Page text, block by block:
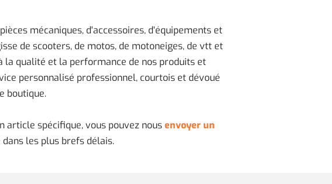
mécaniques, d'accessoires, d'équipements et
de scooters, de motos, de motoneiges, de vtt et
la qualité et la performance de nos produits et
personnalisé professionnel, courtois et dévoué
boutique.
article spécifique, vous pouvez nousenvoyer un
les plus brefs délais.